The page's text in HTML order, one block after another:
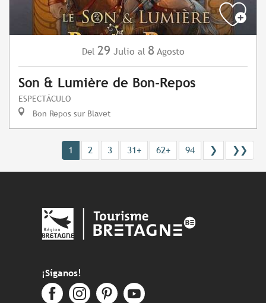
Del 29 Julio al 8 Agosto
Son & Lumière de Bon-Repos
ESPECTÁCULO
Bon Repos sur Blavet
1 2 3 31+ 62+ 94 ❯ ❯❯
¡Síganos!